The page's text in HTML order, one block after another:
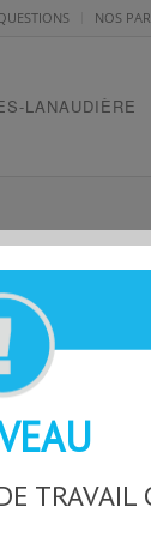
NOS
LANAUDIÈRE